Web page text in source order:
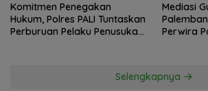
Komitmen Penegakan
Hukum, Polres PALI Tuntaskan
Perburuan Pelaku Penusukan
Mediasi
Perwira
Selengkapnya